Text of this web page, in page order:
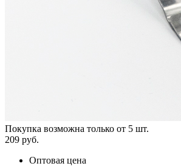
Покупка возможна только от 5 шт.
209 руб.
Оптовая цена